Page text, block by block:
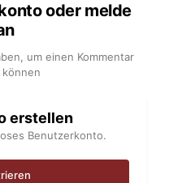
oder melde
um einen Kommentar
erstellen
Benutzerkonto.